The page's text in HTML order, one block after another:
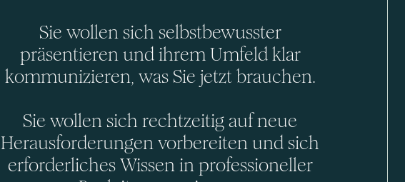
Sie wollen sich selbstbewusster
präsentieren und ihrem Umfeld klar
kommunizieren, was Sie jetzt brauchen.
Sie wollen sich rechtzeitig auf neue
Herausforderungen vorbereiten und sich
erforderliches Wissen in professioneller